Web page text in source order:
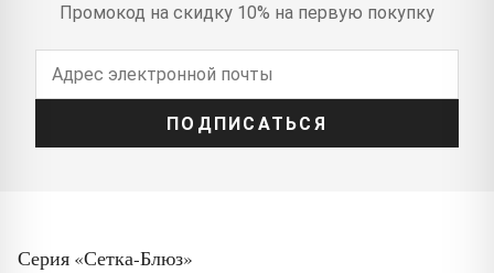
Промокод на скидку 10% на первую покупку
ПОДПИСАТЬСЯ
Серия «Сетка-Блюз»